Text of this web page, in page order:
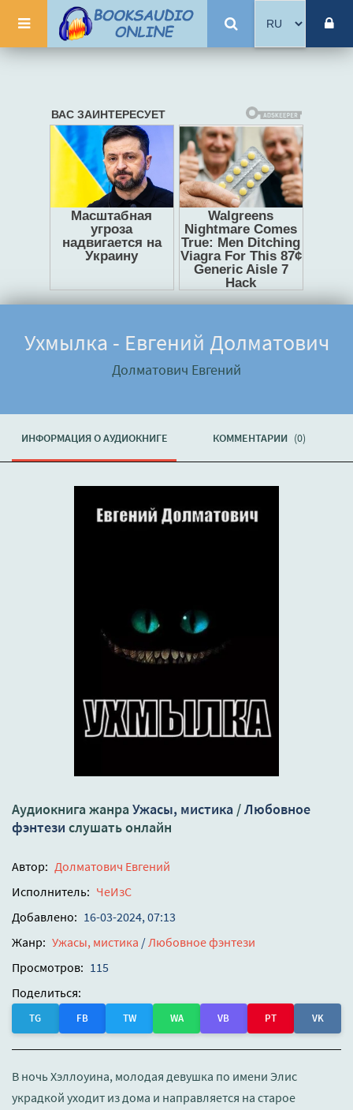
Ухмылка - Евгений Долматович
Долматович Евгений
ИНФОРМАЦИЯ О АУДИОКНИГЕ КОММЕНТАРИИ (0)
Аудиокнига жанра Ужасы, мистика /Любовное
фэнтези слушать онлайн
Автор: Долматович Евгений
Исполнитель: ЧеИзС
Добавлено: 16-03-2024, 07:13
Жанр: Ужасы, мистика /Любовное фэнтези
Просмотров: 115
Поделиться:
TG FB TW WA VB PT VK
В ночь Хэллоуина, молодая девушка по имени Элис
украдкой уходит из дома и направляется на старое